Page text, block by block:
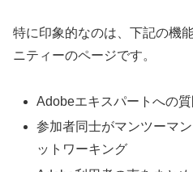
特に印象的なのは、下記の機
ニティーのページです。
Adobeエキスパートへの質
参加者同士がマンツーマ
ットワーキング